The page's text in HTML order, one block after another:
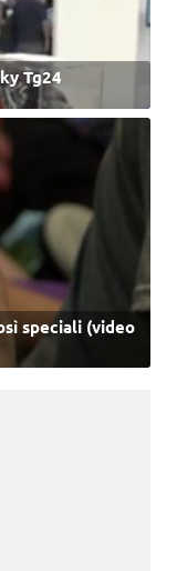
Tg24
speciali (video